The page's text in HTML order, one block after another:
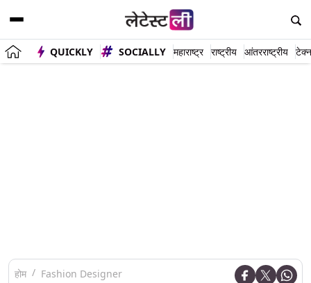
QUICKLY SOCIALLY महाराष्ट्र राष्ट्रीय आंतरराष्ट्रीय
होम Fashion Designer